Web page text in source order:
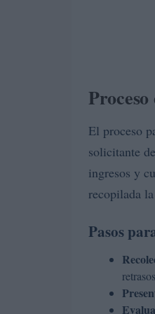
El proceso
solicitante
ingresos y
recopilada
Pasos